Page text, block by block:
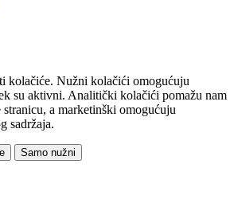
kolačiće. Nužni kolačići omogućuju
su aktivni. Analitički kolačići pomažu nam
a marketinški omogućuju
sadržaja.
Samo nužni